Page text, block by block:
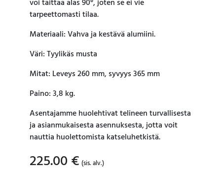
voi taittaa alas 90°, joten se ei vie
tarpeettomasti tilaa.
Materiaali: Vahva ja kestävä alumiini.
Väri: Tyylikäs musta
Mitat: Leveys 260 mm, syvyys 365 mm
Paino: 3,8 kg.
Asentajamme huolehtivat telineen turvallisesta
ja asianmukaisesta asennuksesta, jotta voit
nauttia huolettomista katseluhetkistä.
225.00 € (sis. alv.)